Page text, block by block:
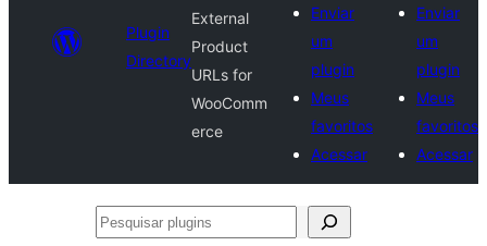
Plugin
Directory
External
Product
URLs for
WooComm
erce
Enviar
um
plugin
Meus
favoritos
Acessar
Enviar
um
plugin
Meus
favoritos
Acessar
Pesquisar